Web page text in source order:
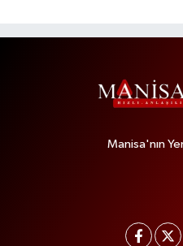
Manisa'nın